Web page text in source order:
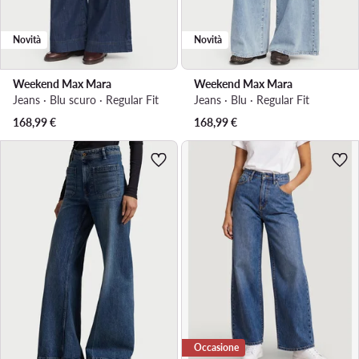
Novità
Weekend Max Mara
Jeans · Blu scuro · Regular Fit
168,99€
Novità
Weekend Max Mara
Jeans · Blu · Regular Fit
168,99€
Occasione